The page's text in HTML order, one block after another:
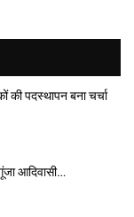
की पदस्थापन बना चर्चा
आदिवासी…